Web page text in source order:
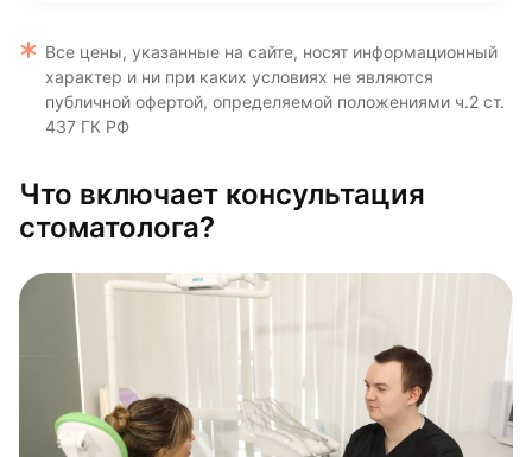
Все цены, указанные на сайте, носят информационный
характер и ни при каких условиях не являются
публичной офертой, определяемой положениями ч.2 ст.
437 ГК РФ
Что включает консультация
стоматолога?